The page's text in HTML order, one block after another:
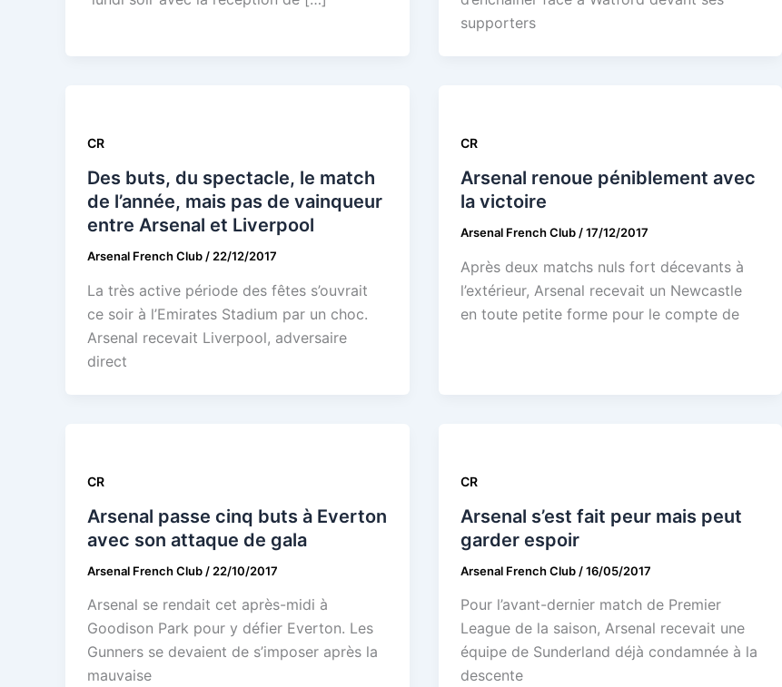
supporters
CR
Des buts, du spectacle, le match
de l’année, mais pas de vainqueur
entre Arsenal et Liverpool
Arsenal French Club / 22/12/2017
La très active période des fêtes s’ouvrait
ce soir à l’Emirates Stadium par un choc.
Arsenal recevait Liverpool, adversaire
direct
CR
Arsenal renoue péniblement avec
la victoire
Arsenal French Club /17/12/2017
Après deux matchs nuls fort décevants à
l’extérieur, Arsenal recevait un Newcastle
en toute petite forme pour le compte de
CR
Arsenal passe cinq buts à Everton
avec son attaque de gala
Arsenal French Club / 22/10/2017
Arsenal se rendait cet après-midi à
Goodison Park pour y défier Everton. Les
Gunners se devaient de s’imposer après la
mauvaise
CR
Arsenal s’est fait peur mais peut
garder espoir
Arsenal French Club /16/05/2017
Pour l’avant-dernier match de Premier
League de la saison, Arsenal recevait une
équipe de Sunderland déjà condamnée à la
descente